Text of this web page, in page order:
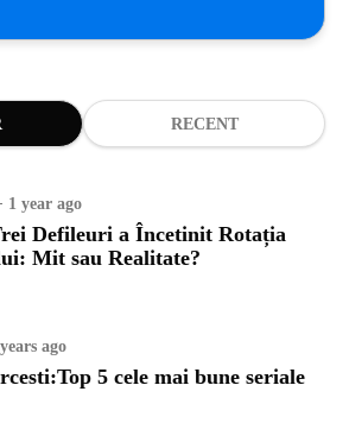
RECENT
1 year ago
Defileuri a Încetinit Rotația
Mit sau Realitate?
ago
5 cele mai bune seriale